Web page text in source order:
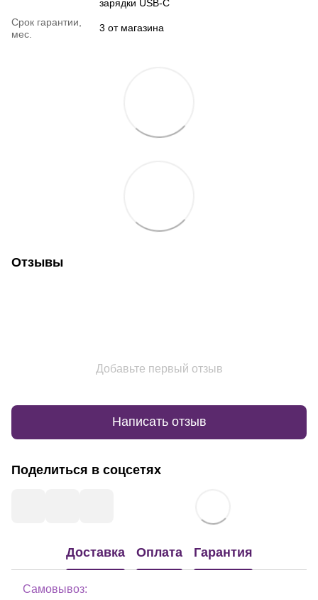
зарядки USB-C
Срок гарантии,
мес.
3 от магазина
Отзывы
Добавьте первый отзыв
Написать отзыв
Поделиться в соцсетях
Доставка Оплата Гарантия
Самовывоз: